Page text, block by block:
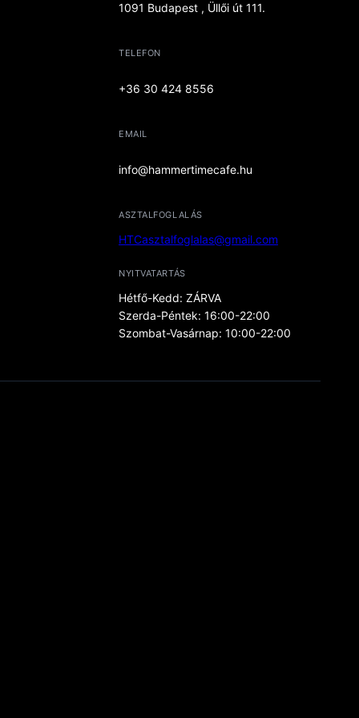
1091 Budapest , Üllői út 111.
TELEFON
+36 30 424 8556
EMAIL
info@hammertimecafe.hu
ASZTALFOGLALÁS
HTCasztalfoglalas@gmail.com
NYITVATARTÁS
Hétfő-Kedd: ZÁRVA
Szerda-Péntek: 16:00-22:00
Szombat-Vasárnap: 10:00-22:00